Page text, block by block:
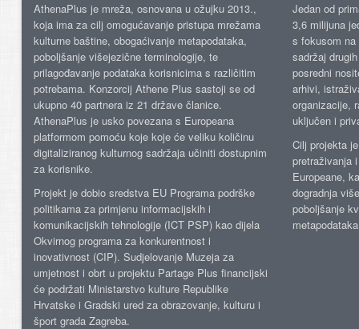
AthenaPlus je mreža, osnovana u ožujku 2013.,
koja ima za cilj omogućavanje pristupa mrežama
kulturne baštine, obogaćivanje metapodataka,
poboljšanje višejezične terminologije, te
prilagođavanje podataka korisnicima s različitim
potrebama. Konzorcij Athene Plus sastoji se od
ukupno 40 partnera iz 21 države članice.
AthenaPlus je usko povezana s Europeana
platformom pomoću koje koje će veliku količinu
digitaliziranog kulturnog sadržaja učiniti dostupnim
za korisnike.
Projekt je dobio sredstva EU Programa podrške
politikama za primjenu informacijskih i
komunikacijskih tehnologije (ICT PSP) kao dijela
Okvirnog programa za konkurentnost i
inovativnost (CIP). Sudjelovanje Muzeja za
umjetnost i obrt u projektu Partage Plus financijski
će podržati Ministarstvo kulture Republike
Hrvatske i Gradski ured za obrazovanje, kulturu i
šport grada Zagreba.
Jedan od
3,6 milijuna
s fokusom
sadržaj
posredni
arhivi,
organizacije,
uključen i
Cilj projekta
pretraživanja
Europeane,
dogradnja
poboljšanje